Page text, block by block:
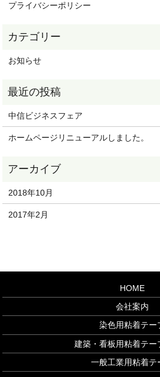
プライバシーポリシー
お知らせ
中信ビジネスフェア
ホームページリニューアルしました。
2018年10月
2017年2月
HOME
会社案内
染色用粘着テー
建築・看板用粘着テー
一般工業用粘着テ